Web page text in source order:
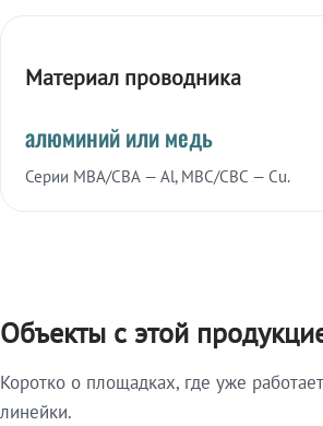
Материал проводника
алюминий или медь
Серии МВА/СВА — Al, МВС/СВС — Cu.
Объекты с этой
Коротко о площадках, где уже
линейки.